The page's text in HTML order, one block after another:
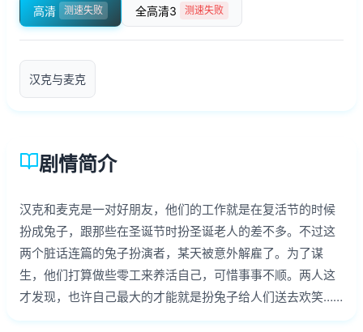
高清 测速失败 全高清3 测速失败
汉克与麦克
剧情简介
汉克和麦克是一对好朋友，他们的工作就是在复活节的时候
扮成兔子，跟那些在圣诞节时扮圣诞老人的差不多。不过这
两个脏话连篇的兔子扮演者，某天被意外解雇了。为了谋
生，他们打算做些零工来养活自己，可惜事事不顺。两人这
才发现，也许自己最大的才能就是扮兔子给人们送去欢笑……